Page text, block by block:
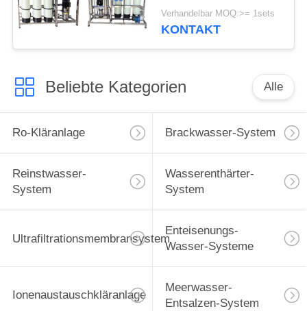
Kläranlage-Umkehr-
Osmose-reine Wasser-
Verhandelbar MOQ:>= 1sets
KONTAKT
Beliebte Kategorien Alle
Ro-Kläranlage Brackwasser-System
Reinstwasser-
System
Wasserenthärter-
System
Ultrafiltrationsmembransystem
Enteisenungs-
Wasser-Systeme
Ionenaustauschkläranlage
Meerwasser-
Entsalzen-System